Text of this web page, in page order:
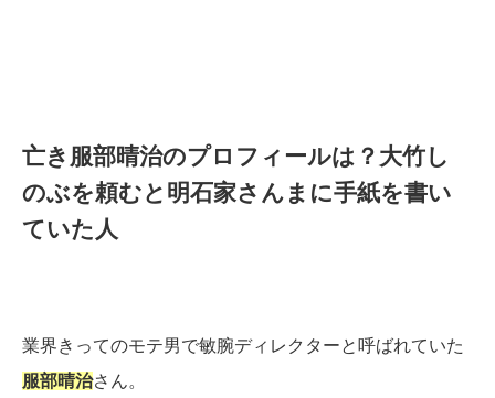
亡き服部晴治のプロフィールは？大竹し
のぶを頼むと明石家さんまに手紙を書い
ていた人
業界きってのモテ男で敏腕ディレクターと呼ばれていた
服部晴治さん。